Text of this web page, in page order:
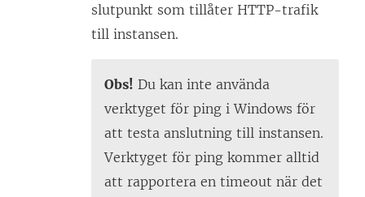
slutpunkt som tillåter HTTP-trafik
till instansen.
Obs! Du kan inte använda
verktyget för ping i Windows för
att testa anslutning till instansen.
Verktyget för ping kommer alltid
att rapportera en timeout när det